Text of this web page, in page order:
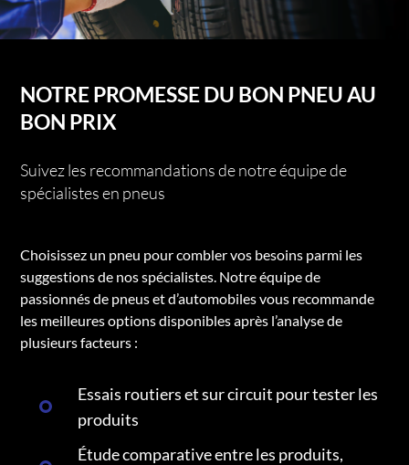
NOTRE PROMESSE DU BON PNEU AU
BON PRIX
Suivez les recommandations de notre équipe de
spécialistes en pneus
Choisissez un pneu pour combler vos besoins parmi les
suggestions de nos spécialistes. Notre équipe de
passionnés de pneus et d’automobiles vous recommande
les meilleures options disponibles après l’analyse de
plusieurs facteurs :
Essais routiers et sur circuit pour tester les
produits
Étude comparative entre les produits,